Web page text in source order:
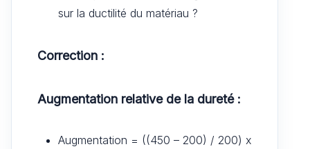
sur la ductilité du matériau ?
Correction :
Augmentation relative de la dureté :
Augmentation = ((450 – 200) / 200) x